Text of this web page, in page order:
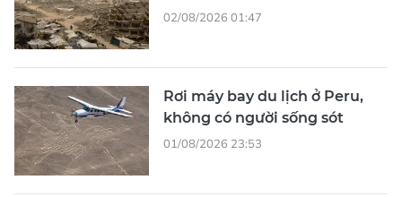
02/08/2026 01:47
Rơi máy bay du lịch ở Peru,
không có người sống sót
01/08/2026 23:53